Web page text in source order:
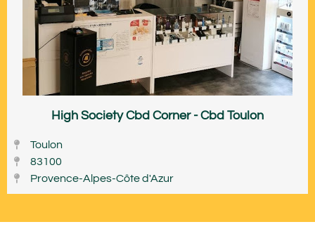
High Society Cbd Corner - Cbd Toulon
Toulon
83100
Provence-Alpes-Côte d'Azur